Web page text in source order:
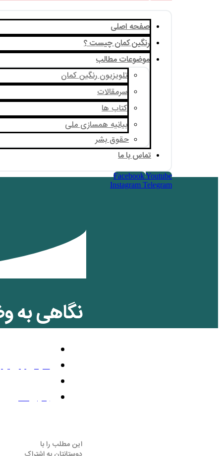
صفحه اصلی
رنگین کمان چیست ؟
موضوعات مطالب
تلویزیون رنگین کمان
سرمقالات
کتاب ها
بیانیه همسازی ملی
حقوق بشر
تماس با ما
FacebookYoutube
Instagram Telegram
نگاهی به‌ وضعیت
مارس 24, 2016
بدون نظر
این مطلب را با